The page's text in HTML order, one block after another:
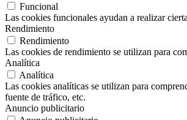
Funcional
Las cookies funcionales ayudan a realizar
Rendimiento
Rendimiento
Las cookies de rendimiento se utilizan para
Analítica
Analítica
Las cookies analíticas se utilizan para
fuente de tráfico, etc.
Anuncio publicitario